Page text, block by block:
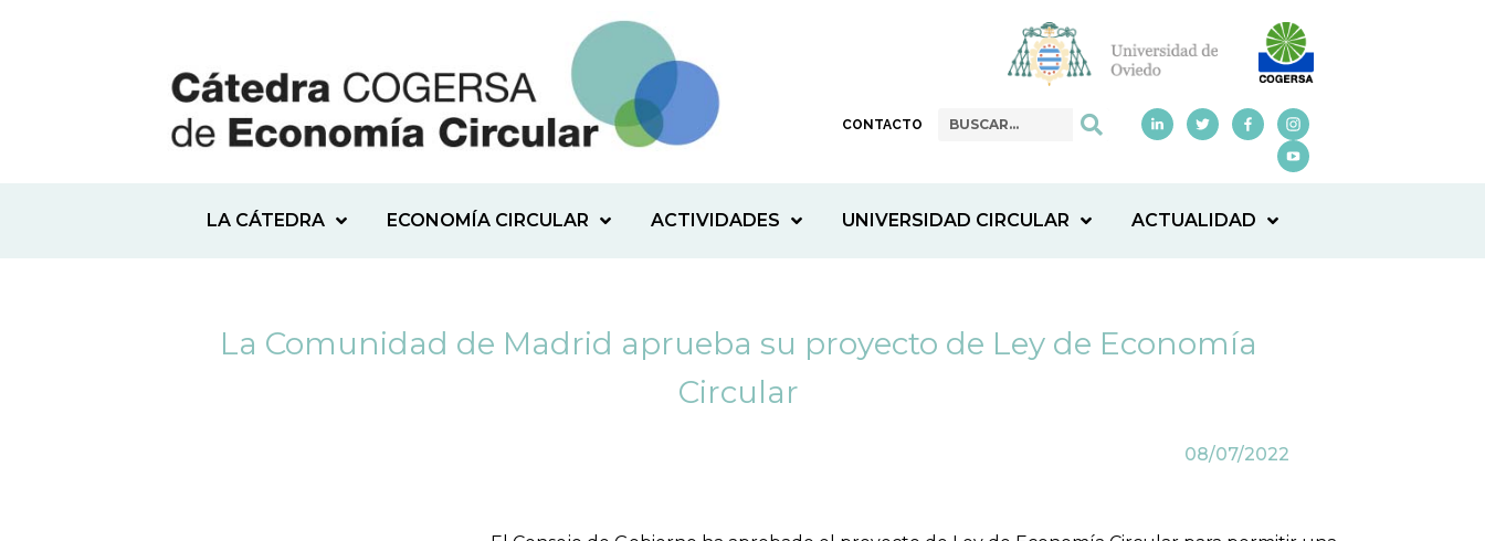
CONTACTO
LA CÁTEDRA ECONOMÍA CIRCULAR ACTIVIDADES UNIVERSIDAD CIRCULAR ACTUALIDAD
La Comunidad de Madrid aprueba su proyecto de Ley de Economía
Circular
08/07/2022